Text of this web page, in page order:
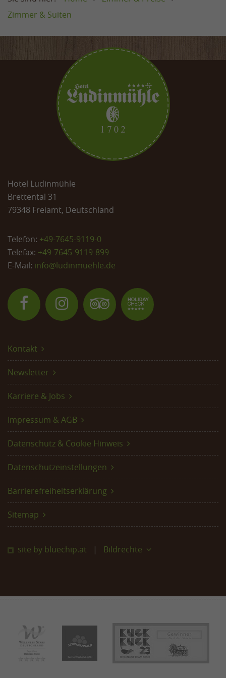
Erfahren Sie hier mehr über die
Stornierungskosten:
Informationen & Stornobedingungen
mehr zum Familienurlaub in der Ludinmühle »
Zimmer & Suiten
Hotel Ludinmühle
Brettental 31
79348 Freiamt, Deutschland
Telefon: +49-7645-9119-0
Telefax: +49-7645-9119-899
E-Mail: info@ludinmuehle.de
Kontakt
Newsletter
Karriere & Jobs
Impressum & AGB
Datenschutz & Cookie Hinweis
Datenschutzeinstellungen
Barrierefreiheitserklärung
Sitemap
site by bluechip.at Bildrechte